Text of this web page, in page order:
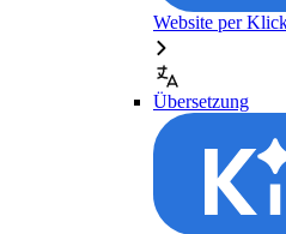
Website per
Übersetzung